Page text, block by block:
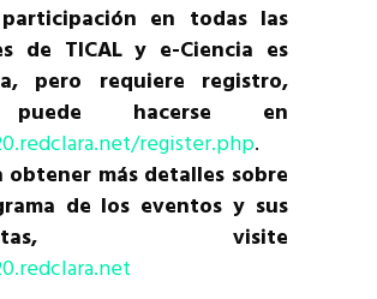
en todas las
de TICAL y e-Ciencia es
pero requiere registro,
hacerse en
register.php.
obtener más detalles sobre
de los eventos y sus
visite